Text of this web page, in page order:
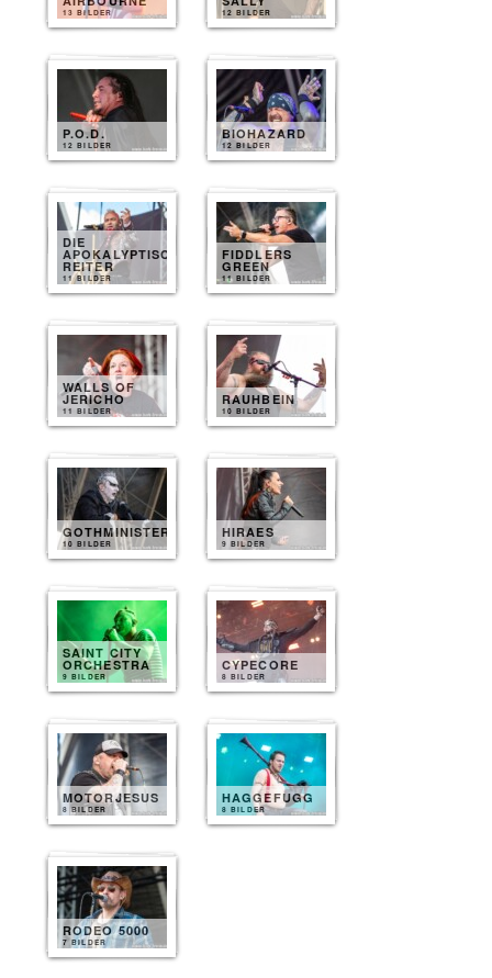
13 BILDER 12 BILDER
P.O.D.
12 BILDER
BIOHAZARD
12 BILDER
DIE
APOKALYPTISCHEN
REITER
11 BILDER
FIDDLERS
GREEN
11 BILDER
WALLS OF
JERICHO
11 BILDER
RAUHBEIN
10 BILDER
GOTHMINISTER
10 BILDER
HIRAES
9 BILDER
SAINT CITY
ORCHESTRA
9 BILDER
CYPECORE
8 BILDER
MOTORJESUS
8 BILDER
HAGGEFUGG
8 BILDER
RODEO 5000
7 BILDER